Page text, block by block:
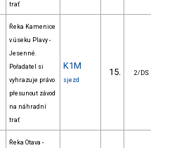
trať
Řeka Kamenice
v úseku Plavy -
Jesenné.
Pořadatel si
vyhrazuje právo
přesunout závod
na náhradní
trať
K1M
sjezd
15. 2/DS
Řeka Otava -